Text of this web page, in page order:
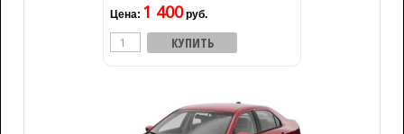
Цена: 1 400руб.